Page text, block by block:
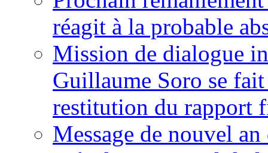
réagit à la probable
Mission de dialogue
Guillaume Soro se
restitution du rapport
Message de nouvel